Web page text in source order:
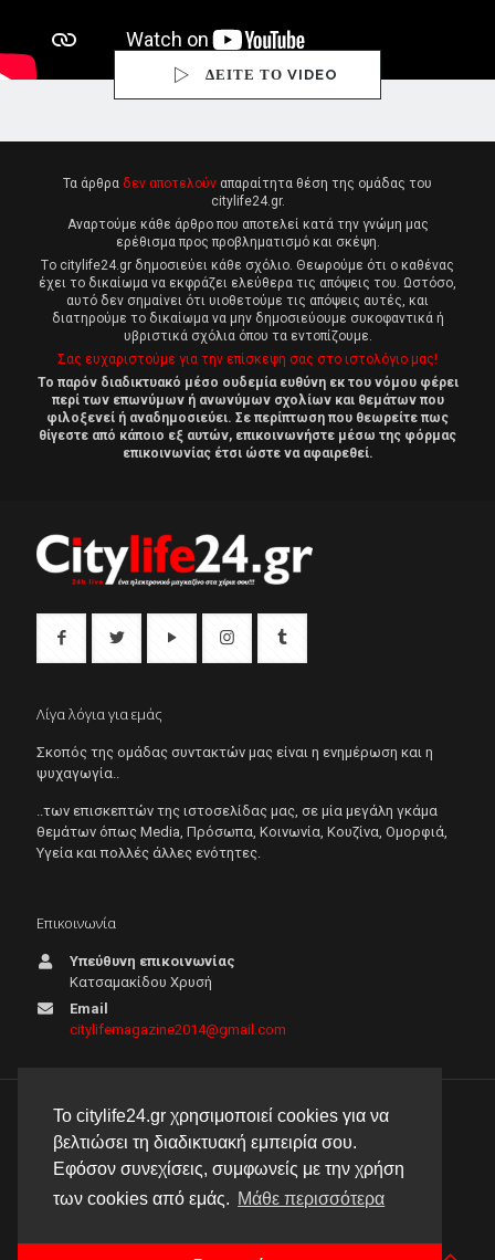
Το citylife24.gr χρησιμοποιεί cookies για να
βελτιώσει τη διαδικτυακή εμπειρία σου.
Εφόσον συνεχίσεις, συμφωνείς με την χρήση
των cookies από εμάς. Μάθε περισσότερα
ΔΕΙΤΕ ΤΟ VIDEO
Τα άρθρα δεν αποτελούν απαραίτητα θέση της ομάδας του
citylife24.gr.
Αναρτούμε κάθε άρθρο που αποτελεί κατά την γνώμη μας
ερέθισμα προς προβληματισμό και σκέψη.
Tο citylife24.gr δημοσιεύει κάθε σχόλιο. Θεωρούμε ότι ο καθένας
έχει το δικαίωμα να εκφράζει ελεύθερα τις απόψεις του. Ωστόσο,
αυτό δεν σημαίνει ότι υιοθετούμε τις απόψεις αυτές, και
διατηρούμε το δικαίωμα να μην δημοσιεύουμε συκοφαντικά ή
υβριστικά σχόλια όπου τα εντοπίζουμε.
Σας ευχαριστούμε για την επίσκεψη σας στο ιστολόγιο μας!
Το παρόν διαδικτυακό μέσο ουδεμία ευθύνη εκ του νόμου φέρει
περί των επωνύμων ή ανωνύμων σχολίων και θεμάτων που
φιλοξενεί ή αναδημοσιεύει. Σε περίπτωση που θεωρείτε πως
θίγεστε από κάποιο εξ αυτών, επικοινωνήστε μέσω της φόρμας
επικοινωνίας έτσι ώστε να αφαιρεθεί.
Λίγα λόγια για εμάς
Σκοπός της ομάδας συντακτών μας είναι η ενημέρωση και η
ψυχαγωγία..
..των επισκεπτών της ιστοσελίδας μας, σε μία μεγάλη γκάμα
θεμάτων όπως Μedia, Πρόσωπα, Κοινωνία, Κουζίνα, Ομορφιά,
Υγεία και πολλές άλλες ενότητες.
Επικοινωνία
Υπεύθυνη επικοινωνίας
Κατσαμακίδου Χρυσή
Email
citylifemagazine2014@gmail.com
© 2026 City Life 24 | Με την επιφύλαξη κάθε νόμιμου
δικαιώματος |
Πολιτική απορρήτου
δημιουργία & φιλοξενία ιστοσελίδας bymanbiz isp